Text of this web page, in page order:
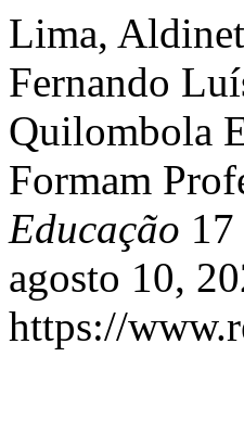
Lima,
Fernando
Quilombola
Formam
Educação
agosto 10,
https://